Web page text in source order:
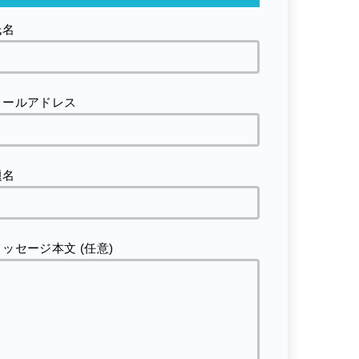
ールアドレス
ッセージ本文 (任意)